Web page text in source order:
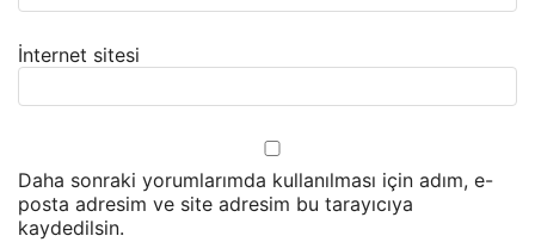
İnternet sitesi
Daha sonraki yorumlarımda kullanılması için adım, e-
posta adresim ve site adresim bu tarayıcıya
kaydedilsin.